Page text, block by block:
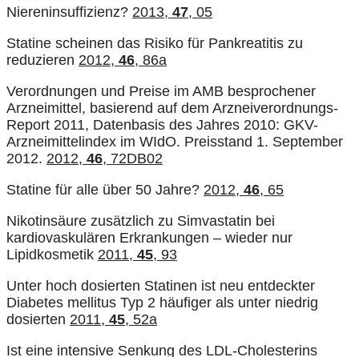
Niereninsuffizienz? 2013, 47, 05
Statine scheinen das Risiko für Pankreatitis zu
reduzieren 2012, 46, 86a
Verordnungen und Preise im AMB besprochener
Arzneimittel, basierend auf dem Arzneiverordnungs-
Report 2011, Datenbasis des Jahres 2010: GKV-
Arzneimittelindex im WIdO. Preisstand 1. September
2012. 2012, 46, 72DB02
Statine für alle über 50 Jahre? 2012, 46, 65
Nikotinsäure zusätzlich zu Simvastatin bei
kardiovaskulären Erkrankungen – wieder nur
Lipidkosmetik 2011, 45, 93
Unter hoch dosierten Statinen ist neu entdeckter
Diabetes mellitus Typ 2 häufiger als unter niedrig
dosierten 2011, 45, 52a
Ist eine intensive Senkung des LDL-Cholesterins